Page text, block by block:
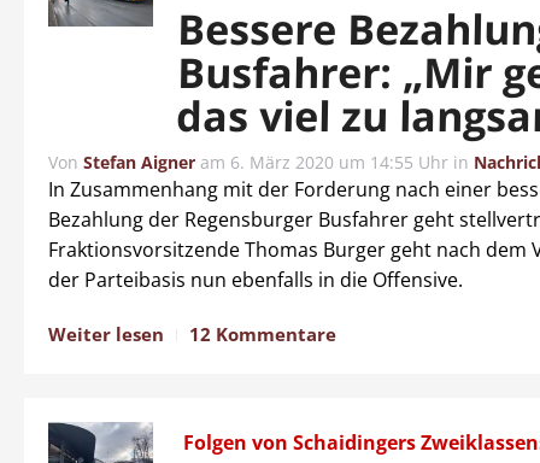
Bessere
Busfahrer: „Mir
das viel zu
Von Stefan Aigner am 6. März 2020 um 14:55 Uhr in
In Zusammenhang mit der Forderung nach einer
Bezahlung der Regensburger Busfahrer geht
Fraktionsvorsitzende Thomas Burger geht nach dem
der Parteibasis nun ebenfalls in die Offensive.
Weiter lesen 12 Kommentare
Folgen von Schaidingers